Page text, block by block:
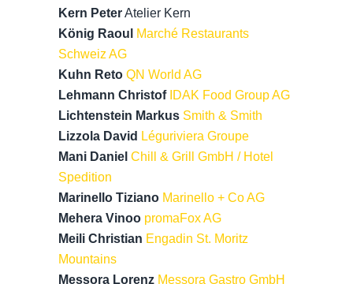
Kern PeterAtelier Kern
König Raoul
Marché Restaurants
Schweiz AG
Kuhn Reto QN World AG
Lehmann Christof IDAK Food Group AG
Lichtenstein Markus Smith & Smith
Lizzola David Léguriviera Groupe
Mani Daniel Chill & Grill GmbH / Hotel
Spedition
Marinello Tiziano Marinello + Co AG
Mehera Vinoo promaFox AG
Meili Christian Engadin St. Moritz
Mountains
Messora Lorenz Messora Gastro GmbH